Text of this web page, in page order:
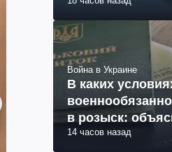
Война в Украине
В каких
в розыск:
14 часов назад